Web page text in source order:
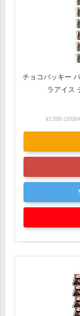
チョコバッキー
ラアイス
¥2,590